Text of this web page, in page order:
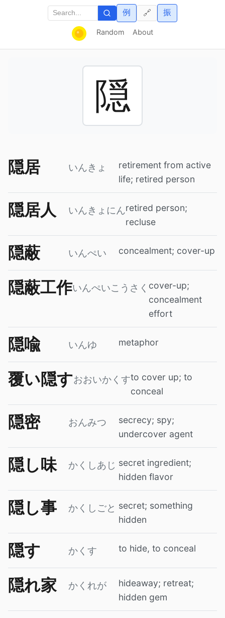
Random About
例 振
🔗
隠
隠居 いんきょ
retirement from active
life; retired person
隠居人 いんきょにんretired person;
recluse
隠蔽 いんぺい concealment; cover-up
隠蔽工作いんぺいこうさく cover-up;
concealment
effort
隠喩 いんゆ metaphor
覆い隠すおおいかくすto cover up; to
conceal
隠密 おんみつ
secrecy; spy;
undercover agent
隠し味 かくしあじ secret ingredient;
hidden flavor
隠し事 かくしごと secret; something
hidden
隠す かくす to hide, to conceal
隠れ家 かくれが
hideaway; retreat;
hidden gem